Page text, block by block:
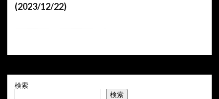
(2023/12/22)
検索
検索